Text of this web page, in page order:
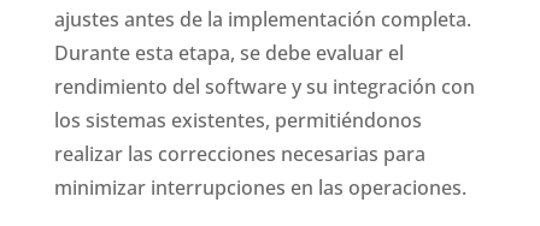
ajustes antes de la implementación completa.
Durante esta etapa, se debe evaluar el
rendimiento del software y su integración con
los sistemas existentes, permitiéndonos
realizar las correcciones necesarias para
minimizar interrupciones en las operaciones.